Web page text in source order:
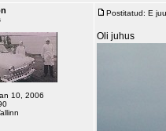
10, 2006
Postitatud: E
Oli juhus